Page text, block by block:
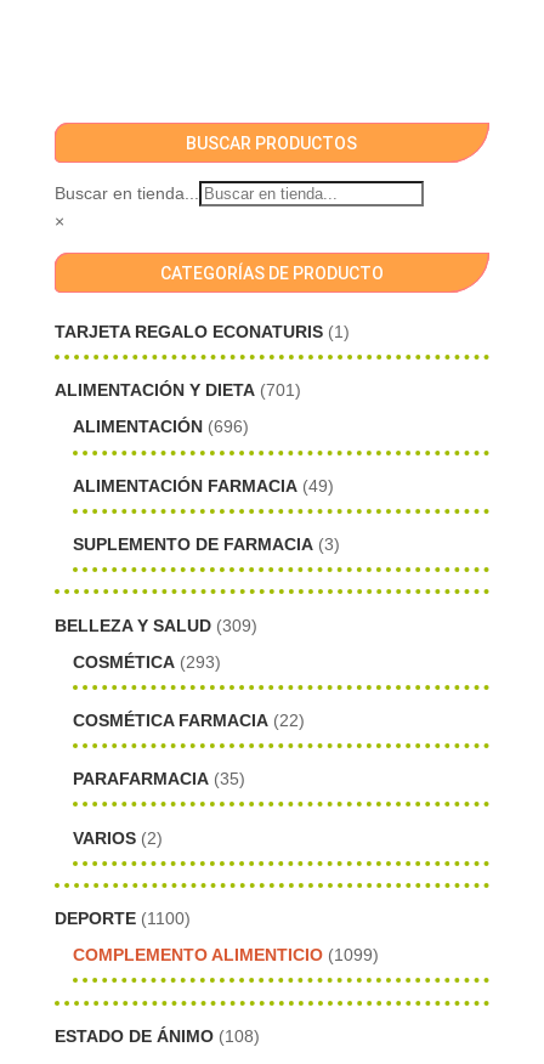
BUSCAR PRODUCTOS
Buscar en tienda...
×
CATEGORÍAS DE PRODUCTO
TARJETA REGALO ECONATURIS (1)
ALIMENTACIÓN Y DIETA (701)
ALIMENTACIÓN (696)
ALIMENTACIÓN FARMACIA (49)
SUPLEMENTO DE FARMACIA (3)
BELLEZA Y SALUD (309)
COSMÉTICA (293)
COSMÉTICA FARMACIA (22)
PARAFARMACIA (35)
VARIOS (2)
DEPORTE (1100)
COMPLEMENTO ALIMENTICIO (1099)
ESTADO DE ÁNIMO (108)